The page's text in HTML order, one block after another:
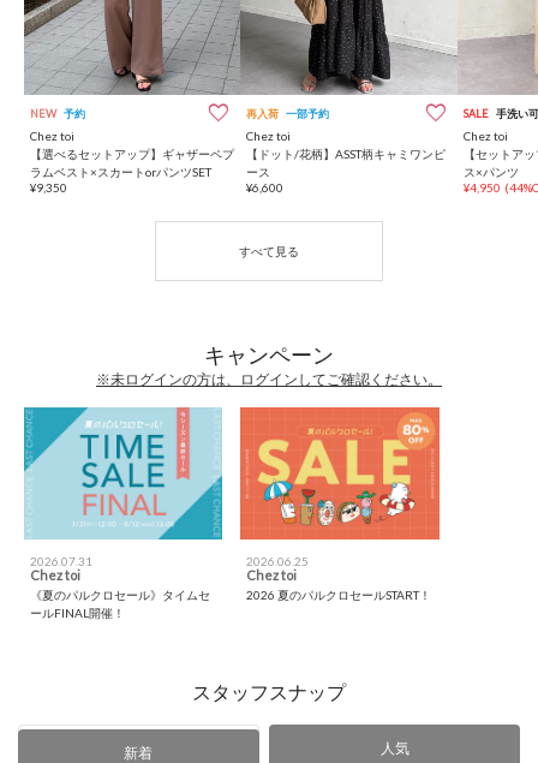
NEW 予約
Chez toi
【選べるセットアップ】ギャザーペプ
ラムベスト×スカートorパンツSET
¥9,350
再入荷 一部予約
Chez toi
【ドット/花柄】ASST柄キャミワンピ
ース
¥6,600
SALE 手洗い可
Chez toi
【セットア
ス×パンツ
¥4,950
キャンペーン
※未ログインの方は、ログインしてご確認ください。
2026.07.31
Chez toi
《夏のパルクロセール》タイムセ
ールFINAL開催！
2026.06.25
Chez toi
2026 夏のパルクロセールSTART！
スタッフスナップ
あなたにおすすめ 人気
新着